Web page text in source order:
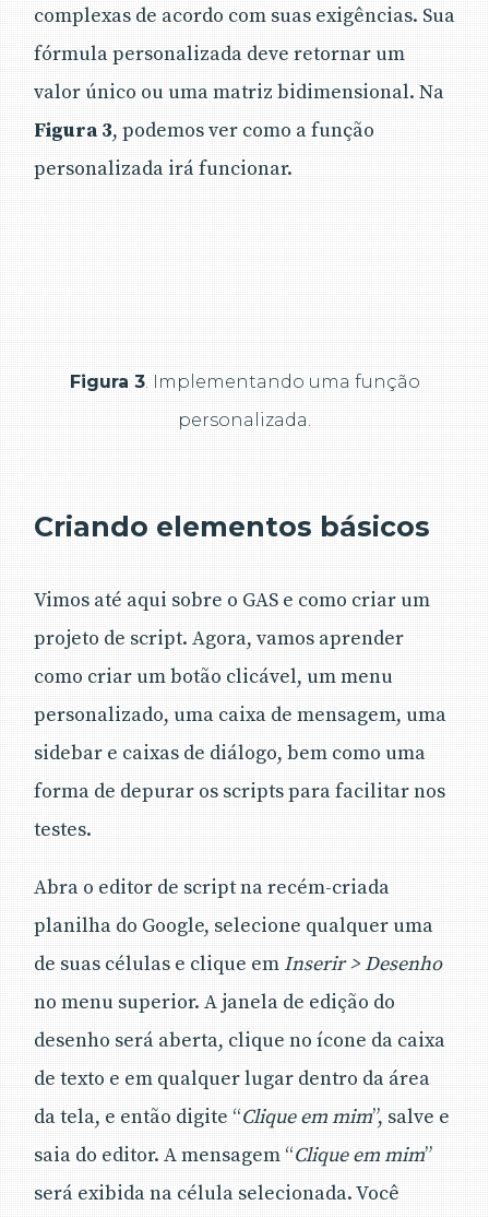
complexas de acordo com suas exigências. Sua
fórmula personalizada deve retornar um
valor único ou uma matriz bidimensional. Na
Figura 3, podemos ver como a função
personalizada irá funcionar.
Figura 3. Implementando uma função
personalizada.
Criando elementos básicos
Vimos até aqui sobre o GAS e como criar um
projeto de script. Agora, vamos aprender
como criar um botão clicável, um menu
personalizado, uma caixa de mensagem, uma
sidebar e caixas de diálogo, bem como uma
forma de depurar os scripts para facilitar nos
testes.
Abra o editor de script na recém-criada
planilha do Google, selecione qualquer uma
de suas células e clique emInserir > Desenho
no menu superior. A janela de edição do
desenho será aberta, clique no ícone da caixa
de texto e em qualquer lugar dentro da área
da tela, e então digite “Clique em mim”, salve e
saia do editor. A mensagem “Clique em mim”
será exibida na célula selecionada. Você